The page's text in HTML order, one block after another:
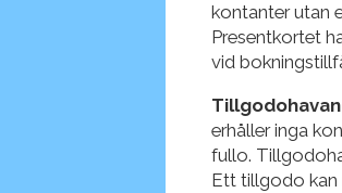
kontanter utan
Presentkortet
vid
erhåller inga
fullo.
Ett tillgodo kan